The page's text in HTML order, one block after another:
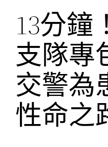
13分鐘
支隊專
交警為
性命之